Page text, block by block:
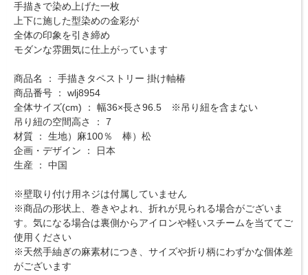
手描きで染め上げた一枚
上下に施した型染めの金彩が
全体の印象を引き締め
モダンな雰囲気に仕上がっています
商品名 ： 手描きタペストリー 掛け軸椿
商品番号 ： wlj8954
全体サイズ(cm) ： 幅36×長さ96.5 ※吊り紐を含まない
吊り紐の空間高さ ： 7
材質 ： 生地）麻100％ 棒）松
企画・デザイン ： 日本
生産 ： 中国
※壁取り付け用ネジは付属していません
※商品の形状上、巻きやよれ、折れが見られる場合がございま
す。気になる場合は裏側からアイロンや軽いスチームを当ててご
使用ください
※天然手紬ぎの麻素材につき、サイズや折り柄にわずかな個体差
がございます